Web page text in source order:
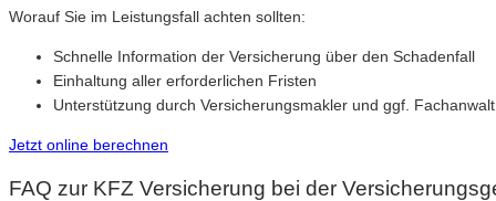
Worauf Sie im Leistungsfall achten sollten:
Schnelle Information der Versicherung über den Schadenfall
Einhaltung aller erforderlichen Fristen
Unterstützung durch Versicherungsmakler und ggf.
Jetzt online berechnen
FAQ zur KFZ Versicherung bei der